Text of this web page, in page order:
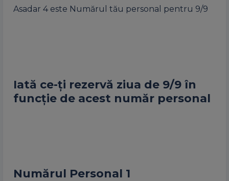
Asadar 4 este Numărul tău personal pentru 9/9
Iată ce-ți rezervă ziua de 9/9 în
funcție de acest număr personal
Numărul Personal 1